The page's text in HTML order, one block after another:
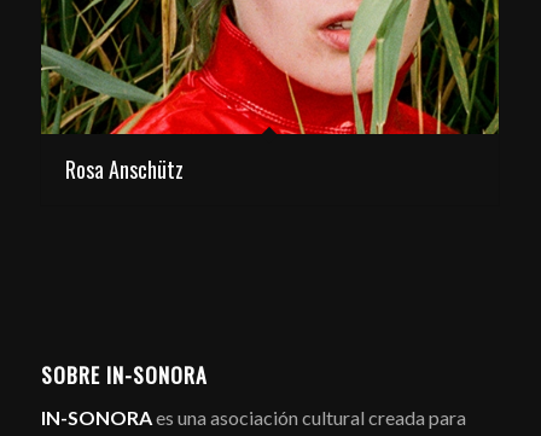
Rosa Anschütz
SOBRE IN-SONORA
IN-SONORAes una asociación cultural creada para